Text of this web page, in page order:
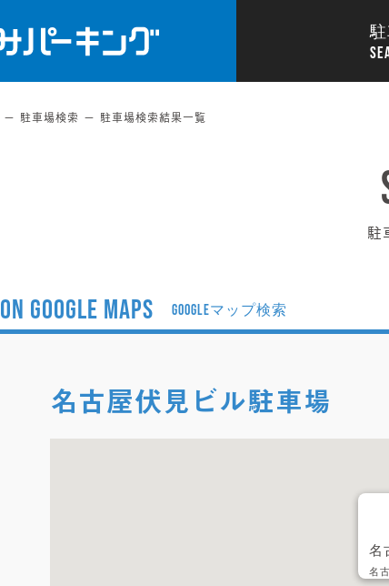
駐車場検索 駐車場検索結果一覧
駐
on Google Maps
名古屋伏見ビル駐車場
名
名